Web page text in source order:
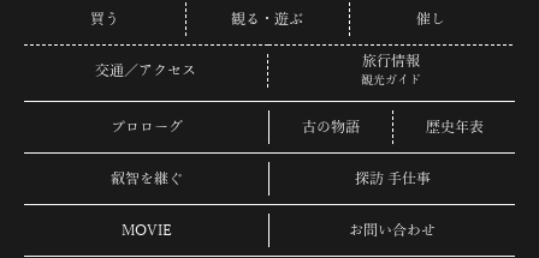
買う 観る・遊ぶ 催し
交通／アクセス
旅行情報
観光ガイド
プロローグ 古の物語 歴史年表
叡智を継ぐ 探訪 手仕事
MOVIE お問い合わせ